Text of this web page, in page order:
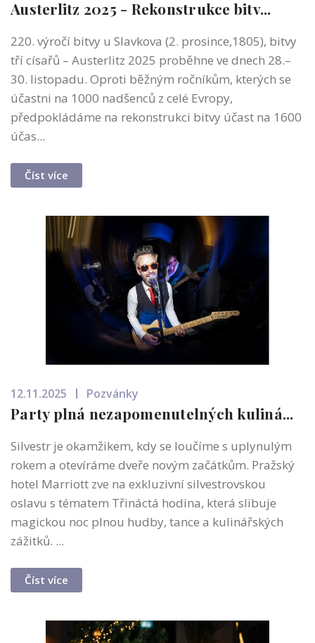
Austerlitz 2025 - Rekonstrukce bitv...
220. výročí bitvy u Slavkova (2. prosince,1805), bitvy
tří císařů – Austerlitz 2025 proběhne ve dnech 28.–
30. listopadu. Oproti běžným ročníkům, kterých se
účastni na 1000 nadšenců z celé Evropy,
předpokládáme na rekonstrukci bitvy účast na 1600
účas...
Číst více
12.11.2025 Pozvánky
Party plná nezapomenutelných kuliná...
Silvestr je okamžikem, kdy se loučíme s uplynulým
rokem a otevíráme dveře novým začátkům. Pražský
hotel Marriott zve na exkluzivní silvestrovskou
oslavu s tématem Třináctá hodina, která slibuje
magickou noc plnou hudby, tance a kulinářských
zážitků. ...
Číst více